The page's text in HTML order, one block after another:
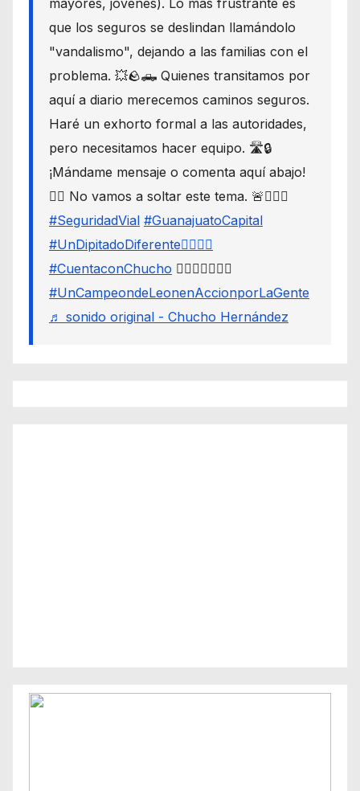
que los seguros se deslindan llamándolo
"vandalismo", dejando a las familias con el
problema. 💥🪨🛻 Quienes transitamos por
aquí a diario merecemos caminos seguros.
Haré un exhorto formal a las autoridades,
pero necesitamos hacer equipo. 🛣️🔒
¡Mándame mensaje o comenta aquí abajo!
👇🏼 No vamos a soltar este tema. 🚨🙋🏾‍♂️
#SeguridadVial #GuanajuatoCapital
#UnDipitadoDiferente🙋🏽‍♂️⚖️
#CuentaconChucho 🙋🏾‍♂️✌🏾☝🏾
#UnCampeondeLeonenAccionporLaGente
♬ sonido original - Chucho Hernández